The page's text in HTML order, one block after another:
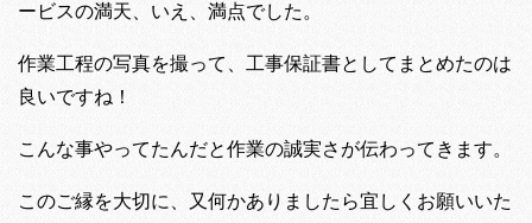
ービスの満天、いえ、満点でした。
作業工程の写真を撮って、工事保証書としてまとめたのは
良いですね！
こんな事やってたんだと作業の誠実さが伝わってきます。
このご縁を大切に、又何かありましたら宜しくお願いいた